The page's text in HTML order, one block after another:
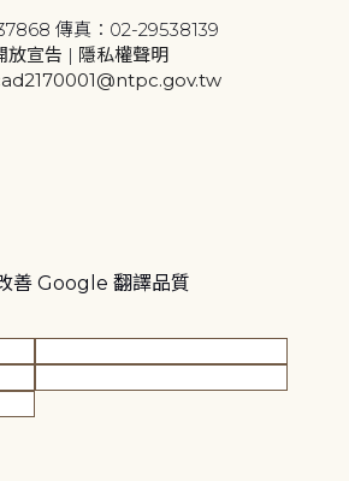
傳真：02-29538139
放宣告 | 隱私權聲明
善 Google 翻譯品質